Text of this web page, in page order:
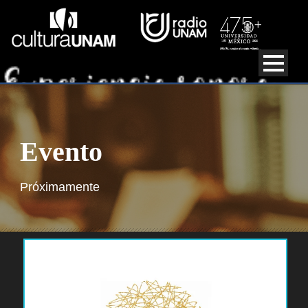
Evento
Próximamente